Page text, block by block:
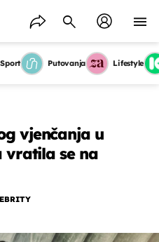
Sport Putovanja Lifestyle
vjenčanja u
se na